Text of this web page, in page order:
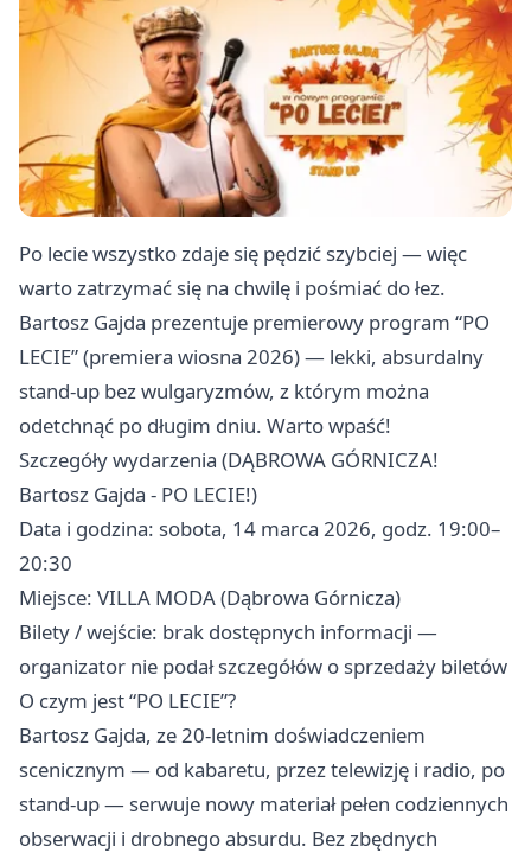
Po lecie wszystko zdaje się pędzić szybciej — więc
warto zatrzymać się na chwilę i pośmiać do łez.
Bartosz Gajda prezentuje premierowy program “PO
LECIE” (premiera wiosna 2026) — lekki, absurdalny
stand-up bez wulgaryzmów, z którym można
odetchnąć po długim dniu. Warto wpaść!
Szczegóły wydarzenia (DĄBROWA GÓRNICZA!
Bartosz Gajda - PO LECIE!)
Data i godzina: sobota, 14 marca 2026, godz. 19:00–
20:30
Miejsce: VILLA MODA (Dąbrowa Górnicza)
Bilety / wejście: brak dostępnych informacji —
organizator nie podał szczegółów o sprzedaży biletów
O czym jest “PO LECIE”?
Bartosz Gajda, ze 20-letnim doświadczeniem
scenicznym — od kabaretu, przez telewizję i radio, po
stand-up — serwuje nowy materiał pełen codziennych
obserwacji i drobnego absurdu. Bez zbędnych